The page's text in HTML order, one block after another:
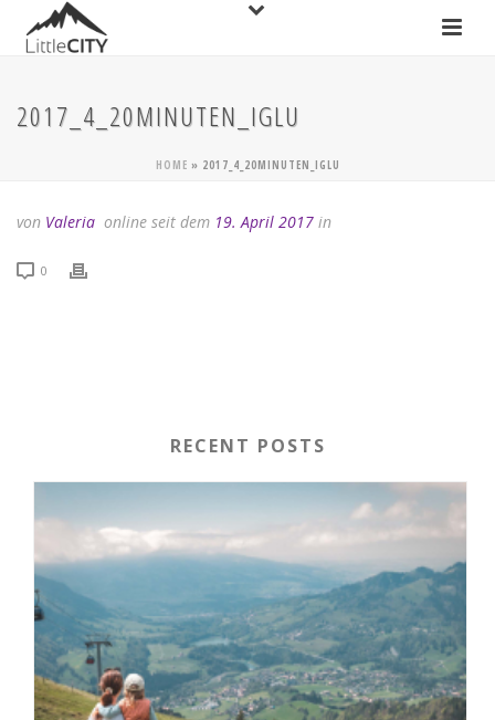
2017_4_20MINUTEN_IGLU
HOME » 2017_4_20MINUTEN_IGLU
von Valeria online seit dem 19. April 2017 in
0
RECENT POSTS